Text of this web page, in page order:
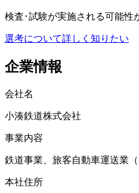
検査･試験が実施される可能性
選考について詳しく知りたい
企業情報
会社名
小湊鉄道株式会社
事業内容
鉄道事業、旅客自動車運送業
本社住所